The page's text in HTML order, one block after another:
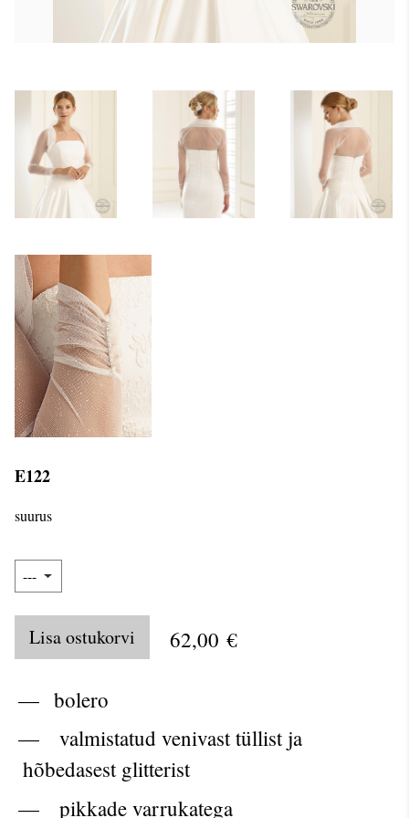
E122
suurus
Lisa ostukorvi 62,00 €
bolero
valmistatud venivast tüllist ja
hõbedasest glitterist
pikkade varrukatega